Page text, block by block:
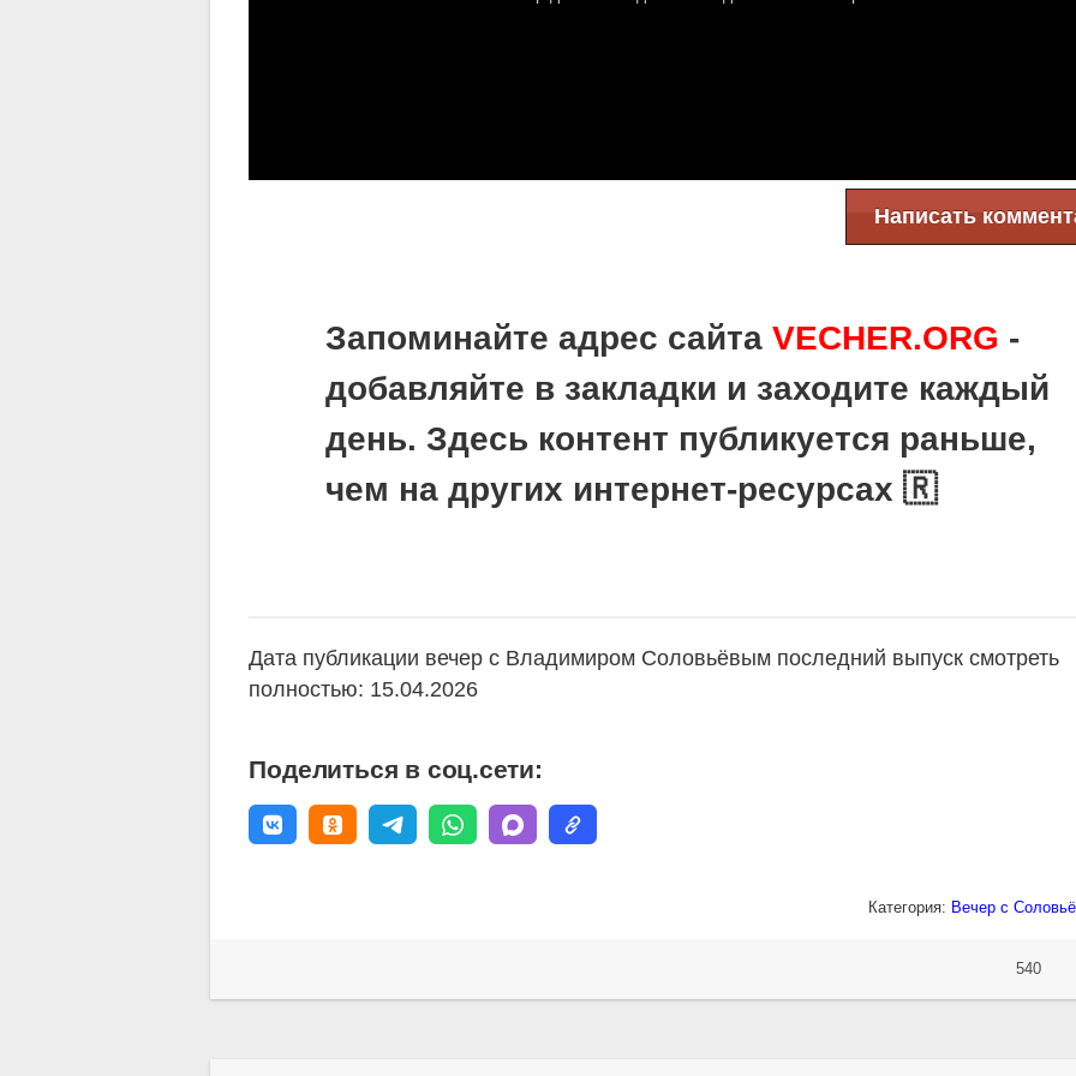
Написать
Запоминайте адрес сайтаVECHER.ORG -
добавляйте в закладки и заходите каждый
день. Здесь контент публикуется раньше,
чем на других интернет-ресурсах 🇷
Дата публикации вечер с Владимиром Соловьёвым последний выпуск смотреть
полностью: 15.04.2026
Поделиться в соц.сети:
Категория: Вечер с
540